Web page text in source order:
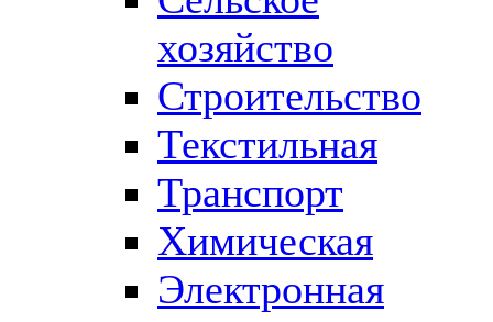
хозяйство
Строительство
Текстильная
Транспорт
Химическая
Электронная